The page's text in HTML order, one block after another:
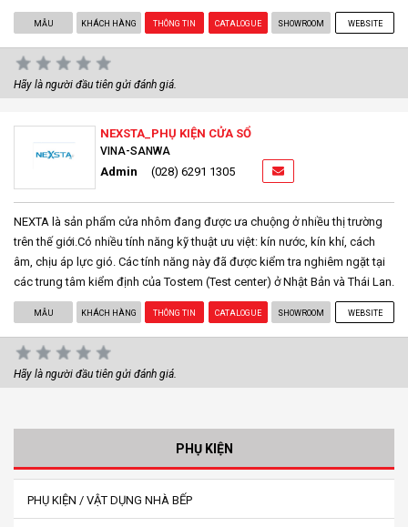
MẪU KHÁCH HÀNG THÔNG TIN CATALOGUE SHOWROOM WEBSITE
Hãy là người đầu tiên gửi đánh giá.
NEXSTA_PHỤ KIỆN CỬA SỔ
VINA-SANWA
Admin (028) 6291 1305
NEXTA là sản phẩm cửa nhôm đang được ưa chuộng ở nhiều thị trường
trên thế giới.Có nhiều tính năng kỹ thuật ưu việt: kín nước, kín khí, cách
âm, chịu áp lực gió. Các tính năng này đã được kiểm tra nghiêm ngặt tại
các trung tâm kiểm định của Tostem (Test center) ở Nhật Bản và Thái Lan.
MẪU KHÁCH HÀNG THÔNG TIN CATALOGUE SHOWROOM WEBSITE
Hãy là người đầu tiên gửi đánh giá.
PHỤ KIỆN
PHỤ KIỆN / VẬT DỤNG NHÀ BẾP